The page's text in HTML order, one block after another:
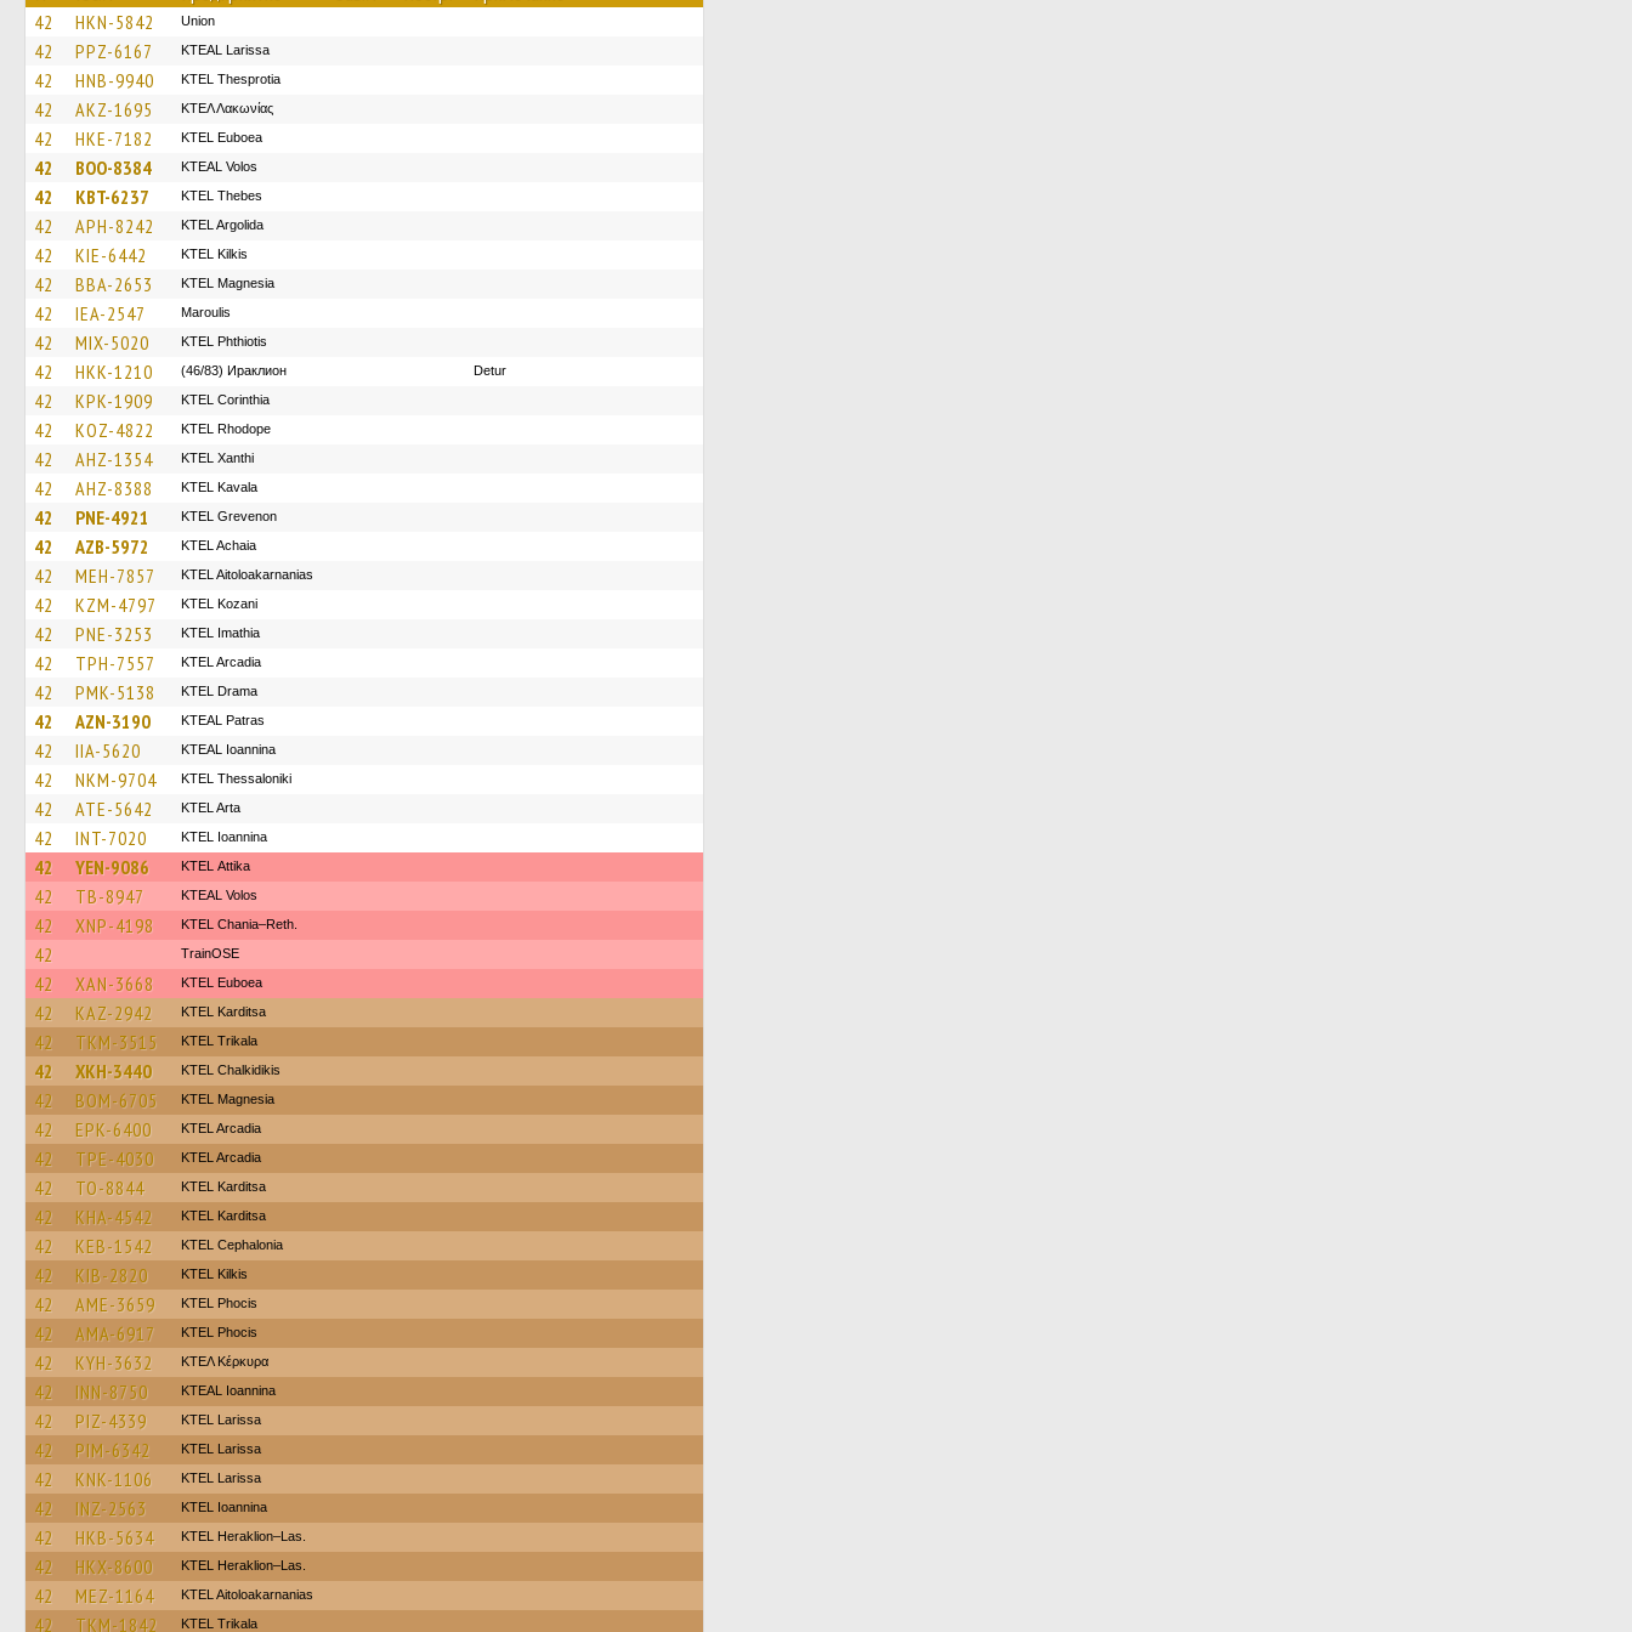
42 HKN-5842 Union
42 PPZ-6167 KTEAL Larissa
42 HNB-9940 KTEL Thesprotia
42 AKZ-1695 ΚΤΕΛ Λακωνίας
42 HKE-7182 ΚΤΕL Euboea
42 BOO-8384 KTEAL Volos
42 KBT-6237 KTEL Thebes
42 APH-8242 KTEL Argolida
42 KIE-6442 KTEL Kilkis
42 BBA-2653 ΚΤΕL Magnesia
42 IEA-2547 Maroulis
42 MIX-5020 ΚΤΕL Phthiotis
42 HKK-1210 (46/83) Ираклион Detur
42 KPK-1909 KTEL Corinthia
42 KOZ-4822 KTEL Rhodope
42 AHZ-1354 KTEL Xanthi
42 AHZ-8388 KTEL Kavala
42 PNE-4921 ΚΤΕL Grevenon
42 AZB-5972 KTEL Achaia
42 MEH-7857 KTEL Aitoloakarnanias
42 KZM-4797 ΚΤΕL Kozani
42 PNE-3253 KTEL Imathia
42 TPH-7557 KTEL Arcadia
42 PMK-5138 KTEL Drama
42 AZN-3190 KTEAL Patras
42 IIA-5620 KTEAL Ioannina
42 NKM-9704 KTEL Thessaloniki
42 ATE-5642 KTEL Arta
42 INT-7020 KTEL Ioannina
42 YEN-9086 KΤΕL Αttika
42 TB-8947 KTEAL Volos
42 XNP-4198 KTEL Chania–Reth.
42 TrainΟSE
42 XAN-3668 ΚΤΕL Euboea
42 KAZ-2942 ΚΤΕL Karditsa
42 TKM-3515 ΚΤΕL Τrikala
42 XKH-3440 ΚΤΕL Chalkidikis
42 BOM-6705 ΚΤΕL Magnesia
42 EPK-6400 KTEL Arcadia
42 TPE-4030 KTEL Arcadia
42 TO-8844 ΚΤΕL Karditsa
42 KHA-4542 ΚΤΕL Karditsa
42 KEB-1542 KTEL Cephalonia
42 KIB-2820 KTEL Kilkis
42 AME-3659 ΚΤΕL Phocis
42 AMA-6917 ΚΤΕL Phocis
42 KYH-3632 ΚΤΕΛ Κέρκυρα
42 INN-8750 KTEAL Ioannina
42 PIZ-4339 KTEL Larissa
42 PIM-6342 KTEL Larissa
42 KNK-1106 KTEL Larissa
42 INZ-2563 KTEL Ioannina
42 HKB-5634 KTEL Heraklion–Las.
42 HKX-8600 KTEL Heraklion–Las.
42 MEZ-1164 KTEL Aitoloakarnanias
42 TKM-1842 ΚΤΕL Τrikala